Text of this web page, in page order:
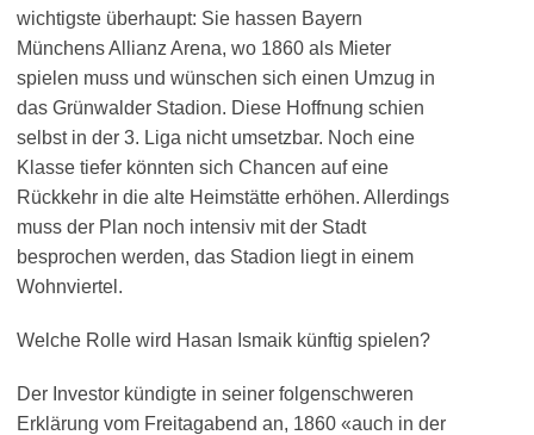
wichtigste überhaupt: Sie hassen Bayern
Münchens Allianz Arena, wo 1860 als Mieter
spielen muss und wünschen sich einen Umzug in
das Grünwalder Stadion. Diese Hoffnung schien
selbst in der 3. Liga nicht umsetzbar. Noch eine
Klasse tiefer könnten sich Chancen auf eine
Rückkehr in die alte Heimstätte erhöhen. Allerdings
muss der Plan noch intensiv mit der Stadt
besprochen werden, das Stadion liegt in einem
Wohnviertel.
Welche Rolle wird Hasan Ismaik künftig spielen?
Der Investor kündigte in seiner folgenschweren
Erklärung vom Freitagabend an, 1860 «auch in der